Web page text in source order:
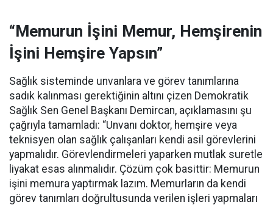
“Memurun İşini Memur, Hemşirenin
İşini Hemşire Yapsın”
Sağlık sisteminde unvanlara ve görev tanımlarına
sadık kalınması gerektiğinin altını çizen Demokratik
Sağlık Sen Genel Başkanı Demircan, açıklamasını şu
çağrıyla tamamladı: “Unvanı doktor, hemşire veya
teknisyen olan sağlık çalışanları kendi asil görevlerini
yapmalıdır. Görevlendirmeleri yaparken mutlak suretle
liyakat esas alınmalıdır. Çözüm çok basittir: Memurun
işini memura yaptırmak lazım. Memurların da kendi
görev tanımları doğrultusunda verilen işleri yapmaları